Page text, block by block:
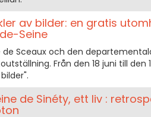
av bilder: en gratis
Seine
de Sceaux och den
Från den 18 juni till
de Sinéty, ett liv :